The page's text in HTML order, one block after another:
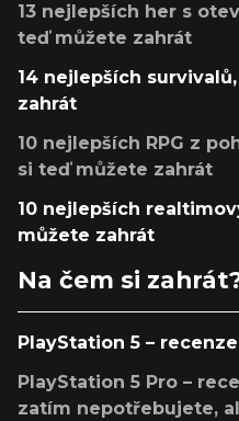
13 nejlepších her s
teď můžete zahrát
14 nejlepších
zahrát
10 nejlepších RPG z
si teď můžete zahrát
10 nejlepších
můžete zahrát
Na čem si
PlayStation 5 – recenze
PlayStation 5 Pro –
zatím nepotřebujete,